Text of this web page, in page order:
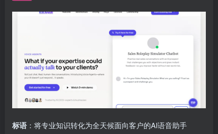
标语 ：将专业知识转化为全天候面向客户的AI语音助手